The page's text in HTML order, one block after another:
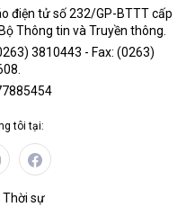
điện tử số 232/GP-BTTT cấp
Thông tin và Truyền thông.
3810443 - Fax: (0263)
tôi tại:
Thời sự